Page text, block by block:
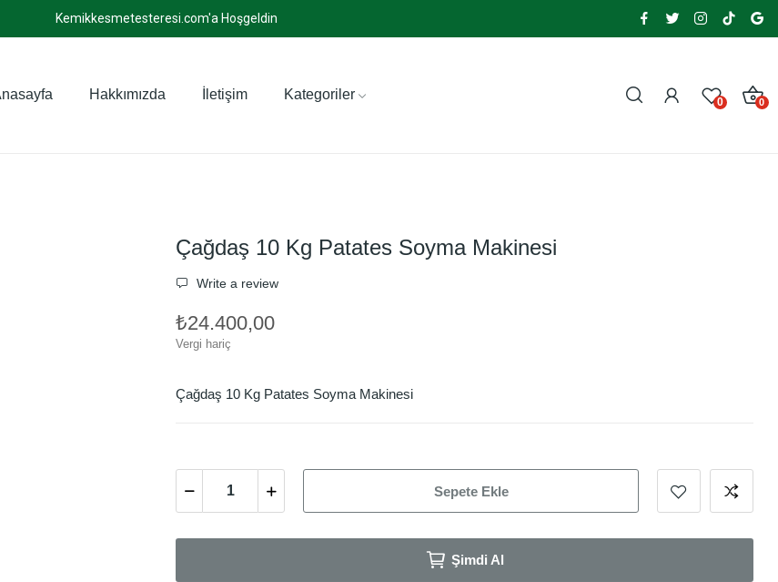
Kemikkesmetesteresi.com'a Hoşgeldin
Hakkımızda İletişim Kategoriler 0 0
Çağdaş 10 Kg Patates Soyma Makinesi
Write a review
₺24.400,00
Vergi hariç
Çağdaş 10 Kg Patates Soyma Makinesi
Sepete Ekle
Şimdi Al